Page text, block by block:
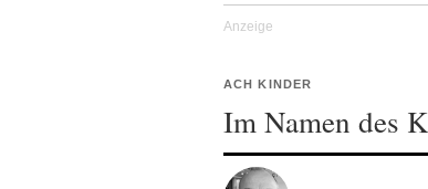
ACH KINDER
Im Namen des